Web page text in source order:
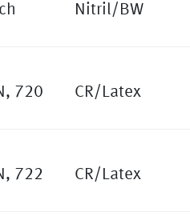
Nitril/BW
720 CR/Latex
722 CR/Latex